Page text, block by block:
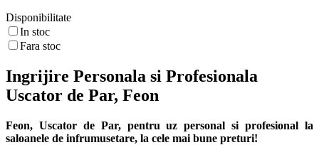
Disponibilitate
In stoc
Fara stoc
Ingrijire Personala si Profesionala
Uscator de Par, Feon
Feon, Uscator de Par, pentru uz personal si profesional la
saloanele de infrumusetare, la cele mai bune preturi!